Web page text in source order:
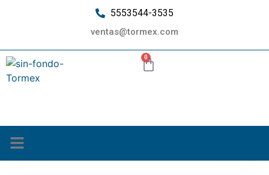
5553544-3535
ventas@tormex.com
0